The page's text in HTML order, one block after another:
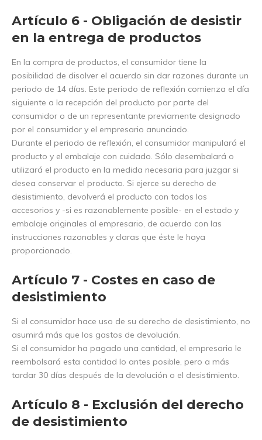
Artículo 6 - Obligación de desistir
en la entrega de productos
En la compra de productos, el consumidor tiene la
posibilidad de disolver el acuerdo sin dar razones durante un
periodo de 14 días. Este periodo de reflexión comienza el día
siguiente a la recepción del producto por parte del
consumidor o de un representante previamente designado
por el consumidor y el empresario anunciado.
Durante el periodo de reflexión, el consumidor manipulará el
producto y el embalaje con cuidado. Sólo desembalará o
utilizará el producto en la medida necesaria para juzgar si
desea conservar el producto. Si ejerce su derecho de
desistimiento, devolverá el producto con todos los
accesorios y -si es razonablemente posible- en el estado y
embalaje originales al empresario, de acuerdo con las
instrucciones razonables y claras que éste le haya
proporcionado.
Artículo 7 - Costes en caso de
desistimiento
Si el consumidor hace uso de su derecho de desistimiento, no
asumirá más que los gastos de devolución.
Si el consumidor ha pagado una cantidad, el empresario le
reembolsará esta cantidad lo antes posible, pero a más
tardar 30 días después de la devolución o el desistimiento.
Artículo 8 - Exclusión del derecho
de desistimiento